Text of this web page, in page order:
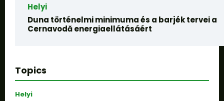
Helyi
Duna történelmi minimuma és a barjék tervei a
Cernavodă energiaellátásáért
Topics
Helyi